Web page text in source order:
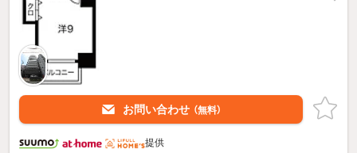
お問い合わせ （無料）
提供